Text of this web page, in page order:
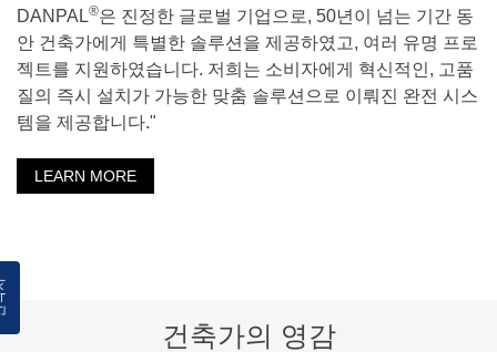
DANPAL®은 진정한 글로벌 기업으로, 50년이 넘는 기간 동
안 건축가에게 특별한 솔루션을 제공하였고, 여러 유명 프로
젝트를 지원하였습니다. 저희는 소비자에게 혁신적인, 고품
질의 즉시 설치가 가능한 맞춤 솔루션으로 이뤄진 완전 시스
템을 제공합니다."
LEARN MORE
건축가의 영감